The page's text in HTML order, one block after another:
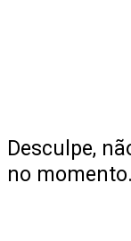
Desculpe,
no momento.